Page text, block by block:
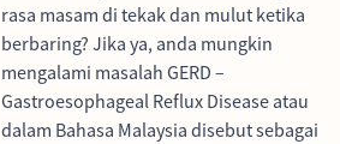
rasa masam di tekak dan mulut ketika
berbaring? Jika ya, anda mungkin
mengalami masalah GERD –
Gastroesophageal Reflux Disease atau
dalam Bahasa Malaysia disebut sebagai